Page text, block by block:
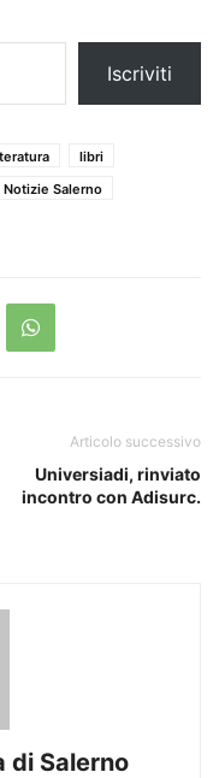
Iscriviti
libri
Notizie Salerno
Articolo successivo
Universiadi, rinviato
incontro con Adisurc.
di Salerno